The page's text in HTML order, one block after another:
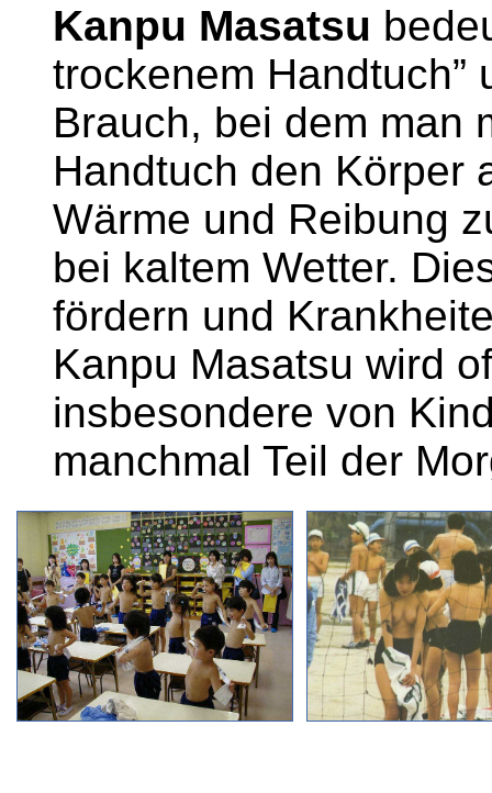
Kanpu Masatsu
trockenem Handtuch”
Brauch, bei dem man
Handtuch den Körper
Wärme und Reibung
bei kaltem Wetter.
fördern und
Kanpu Masatsu wird
insbesondere von
manchmal Teil der